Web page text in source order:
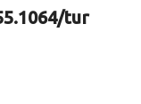
tur